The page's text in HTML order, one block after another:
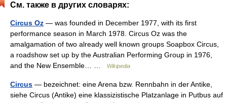
См. также в других словарях:
Circus Oz — was founded in December 1977, with its first
performance season in March 1978. Circus Oz was the
amalgamation of two already well known groups Soapbox Circus,
a roadshow set up by the Australian Performing Group in 1976,
and the New Ensemble… …
Wikipedia
Circus — bezeichnet: eine Arena bzw. Rennbahn in der Antike,
siehe Circus (Antike) eine klassizistische Platzanlage in Putbus auf